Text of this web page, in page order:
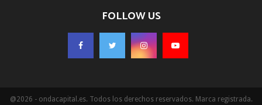
FOLLOW US
@2026 - ondacapital.es. Todos los derechos reservados. Marca registrada.